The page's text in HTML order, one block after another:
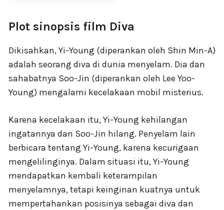
Plot sinopsis film Diva
Dikisahkan, Yi-Young (diperankan oleh Shin Min-A)
adalah seorang diva di dunia menyelam. Dia dan
sahabatnya Soo-Jin (diperankan oleh Lee Yoo-
Young) mengalami kecelakaan mobil misterius.
Karena kecelakaan itu, Yi-Young kehilangan
ingatannya dan Soo-Jin hilang. Penyelam lain
berbicara tentang Yi-Young, karena kecurigaan
mengelilinginya. Dalam situasi itu, Yi-Young
mendapatkan kembali keterampilan
menyelamnya, tetapi keinginan kuatnya untuk
mempertahankan posisinya sebagai diva dan